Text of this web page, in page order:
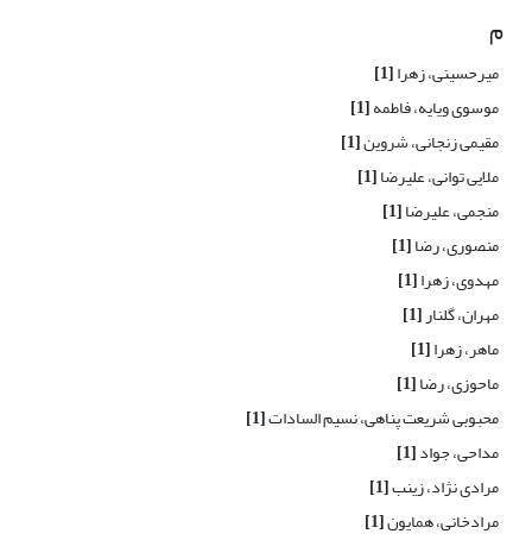
م
میرحسینی، زهرا[1]
موسوی ویایه، فاطمه[1]
مقیمی زنجانی، شروین[1]
ملایی توانی، علیرضا[1]
منجمی، علیرضا[1]
منصوری، رضا[1]
مهدوی، زهرا[1]
مهران، گلنار[1]
ماهر، زهرا[1]
ماحوزی، رضا[1]
محبوبی شریعت پناهی، نسیم السادات[1]
مداحی، جواد[1]
مرادی نژاد، زینب[1]
مرادخانی، همایون[1]